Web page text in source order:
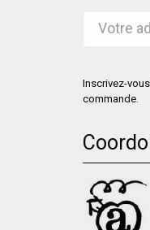
Inscrivez-
commande.